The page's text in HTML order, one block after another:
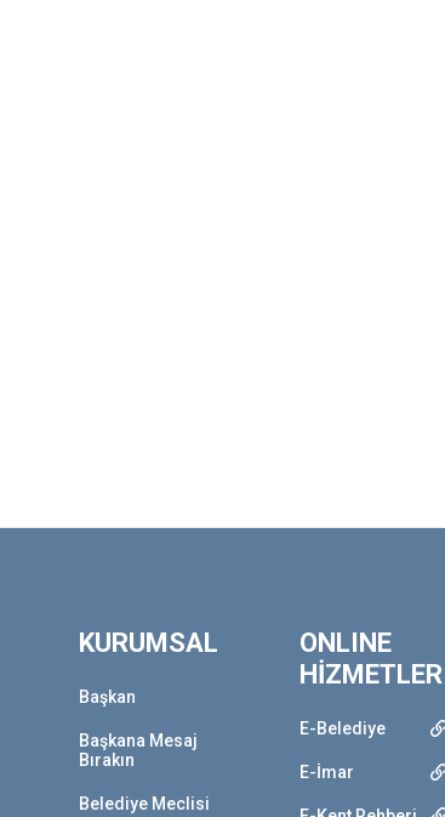
KURUMSAL
Başkan
Başkana Mesaj
Bırakın
Belediye Meclisi
ONLINE
HİZMETLER
E-Belediye
E-İmar